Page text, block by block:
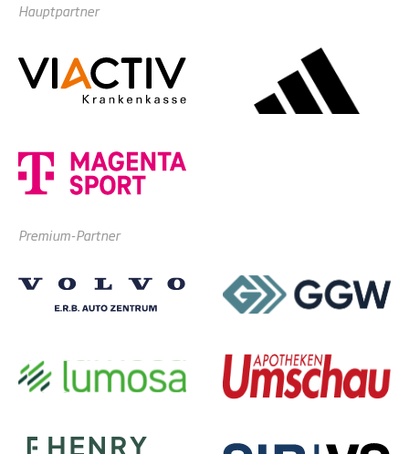
Hauptpartner
Premium-Partner